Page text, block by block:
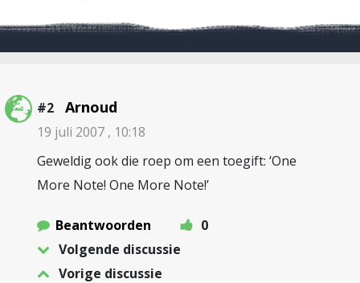
#2 Arnoud
19 juli 2007 , 10:18
Geweldig ook die roep om een toegift: ‘One
More Note! One More Note!’
Beantwoorden
0
Volgende discussie
Vorige discussie